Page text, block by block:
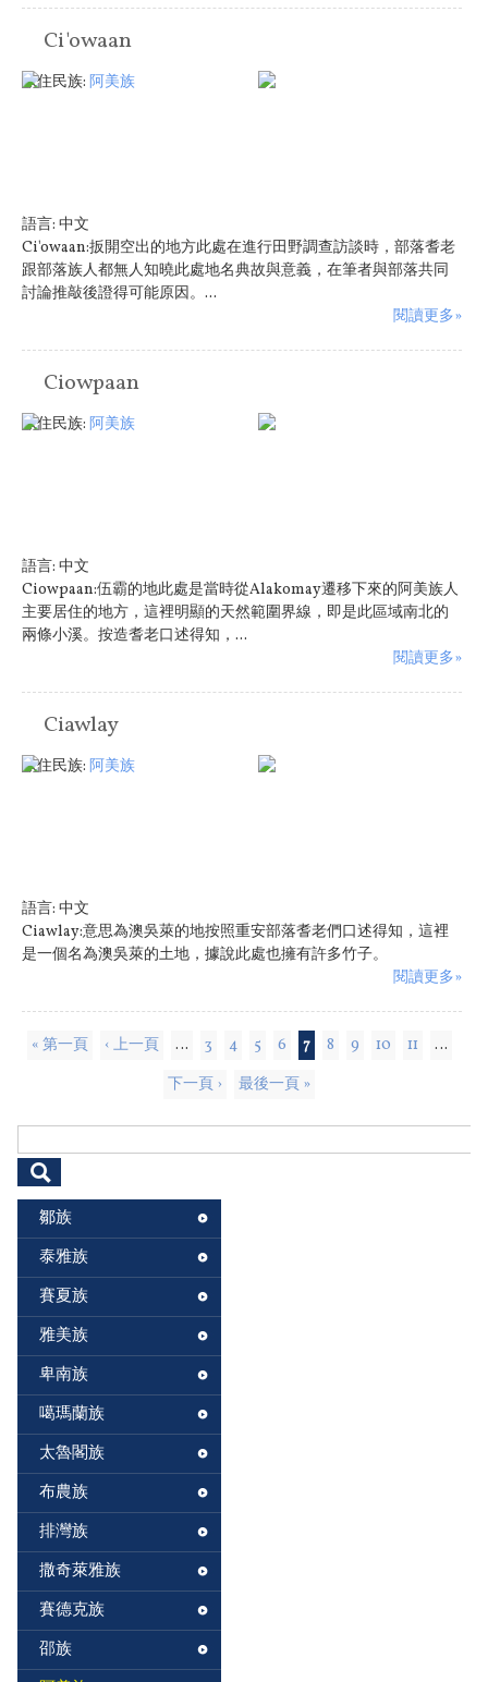
Ci'owaan
原住民族: 阿美族
語言: 中文
Ci'owaan:扳開空出的地方此處在進行田野調查訪談時，部落耆老
跟部落族人都無人知曉此處地名典故與意義，在筆者與部落共同
討論推敲後證得可能原因。...
閱讀更多»
Ciowpaan
原住民族: 阿美族
語言: 中文
Ciowpaan:伍霸的地此處是當時從Alakomay遷移下來的阿美族人
主要居住的地方，這裡明顯的天然範圍界線，即是此區域南北的
兩條小溪。按造耆老口述得知，...
閱讀更多»
Ciawlay
原住民族: 阿美族
語言: 中文
Ciawlay:意思為澳吳萊的地按照重安部落耆老們口述得知，這裡
是一個名為澳吳萊的土地，據說此處也擁有許多竹子。
閱讀更多»
頁面
« 第一頁 ‹ 上一頁 … 3 4 5 6 7 8 9 10 11
…
下一頁 ›
最後一頁 »
搜尋表單
鄒族
泰雅族
賽夏族
雅美族
卑南族
噶瑪蘭族
太魯閣族
布農族
排灣族
撒奇萊雅族
賽德克族
邵族